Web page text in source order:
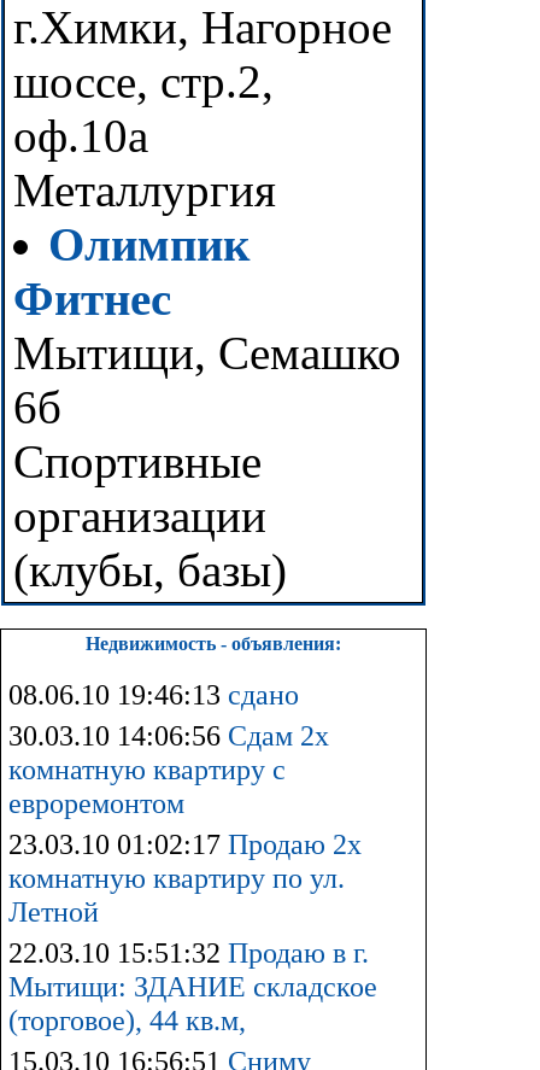
г.Химки, Нагорное
шоссе, стр.2,
оф.10а
Металлургия
Олимпик
Фитнес
Мытищи, Семашко
6б
Спортивные
организации
(клубы, базы)
Недвижимость - объявления:
08.06.10 19:46:13 сдано
30.03.10 14:06:56 Сдам 2х
комнатную квартиру с
евроремонтом
23.03.10 01:02:17 Продаю 2х
комнатную квартиру по ул.
Летной
22.03.10 15:51:32 Продаю в г.
Мытищи: ЗДАНИЕ складское
(торговое), 44 кв.м,
15.03.10 16:56:51 Сниму